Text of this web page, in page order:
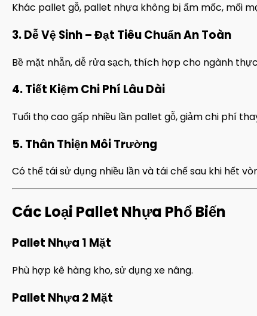
Khác pallet gỗ, pallet nhựa không bị ẩm mốc, mối
3. Dễ Vệ Sinh – Đạt Tiêu Chuẩn An Toàn
Bề mặt nhẵn, dễ rửa sạch, thích hợp cho ngành
4. Tiết Kiệm Chi Phí Lâu Dài
Tuổi thọ cao gấp nhiều lần pallet gỗ, giảm chi phí
5. Thân Thiện Môi Trường
Có thể tái sử dụng nhiều lần và tái chế sau khi hết
Các Loại Pallet Nhựa Phổ Biến
Pallet Nhựa 1 Mặt
Phù hợp kê hàng kho, sử dụng xe nâng.
Pallet Nhựa 2 Mặt